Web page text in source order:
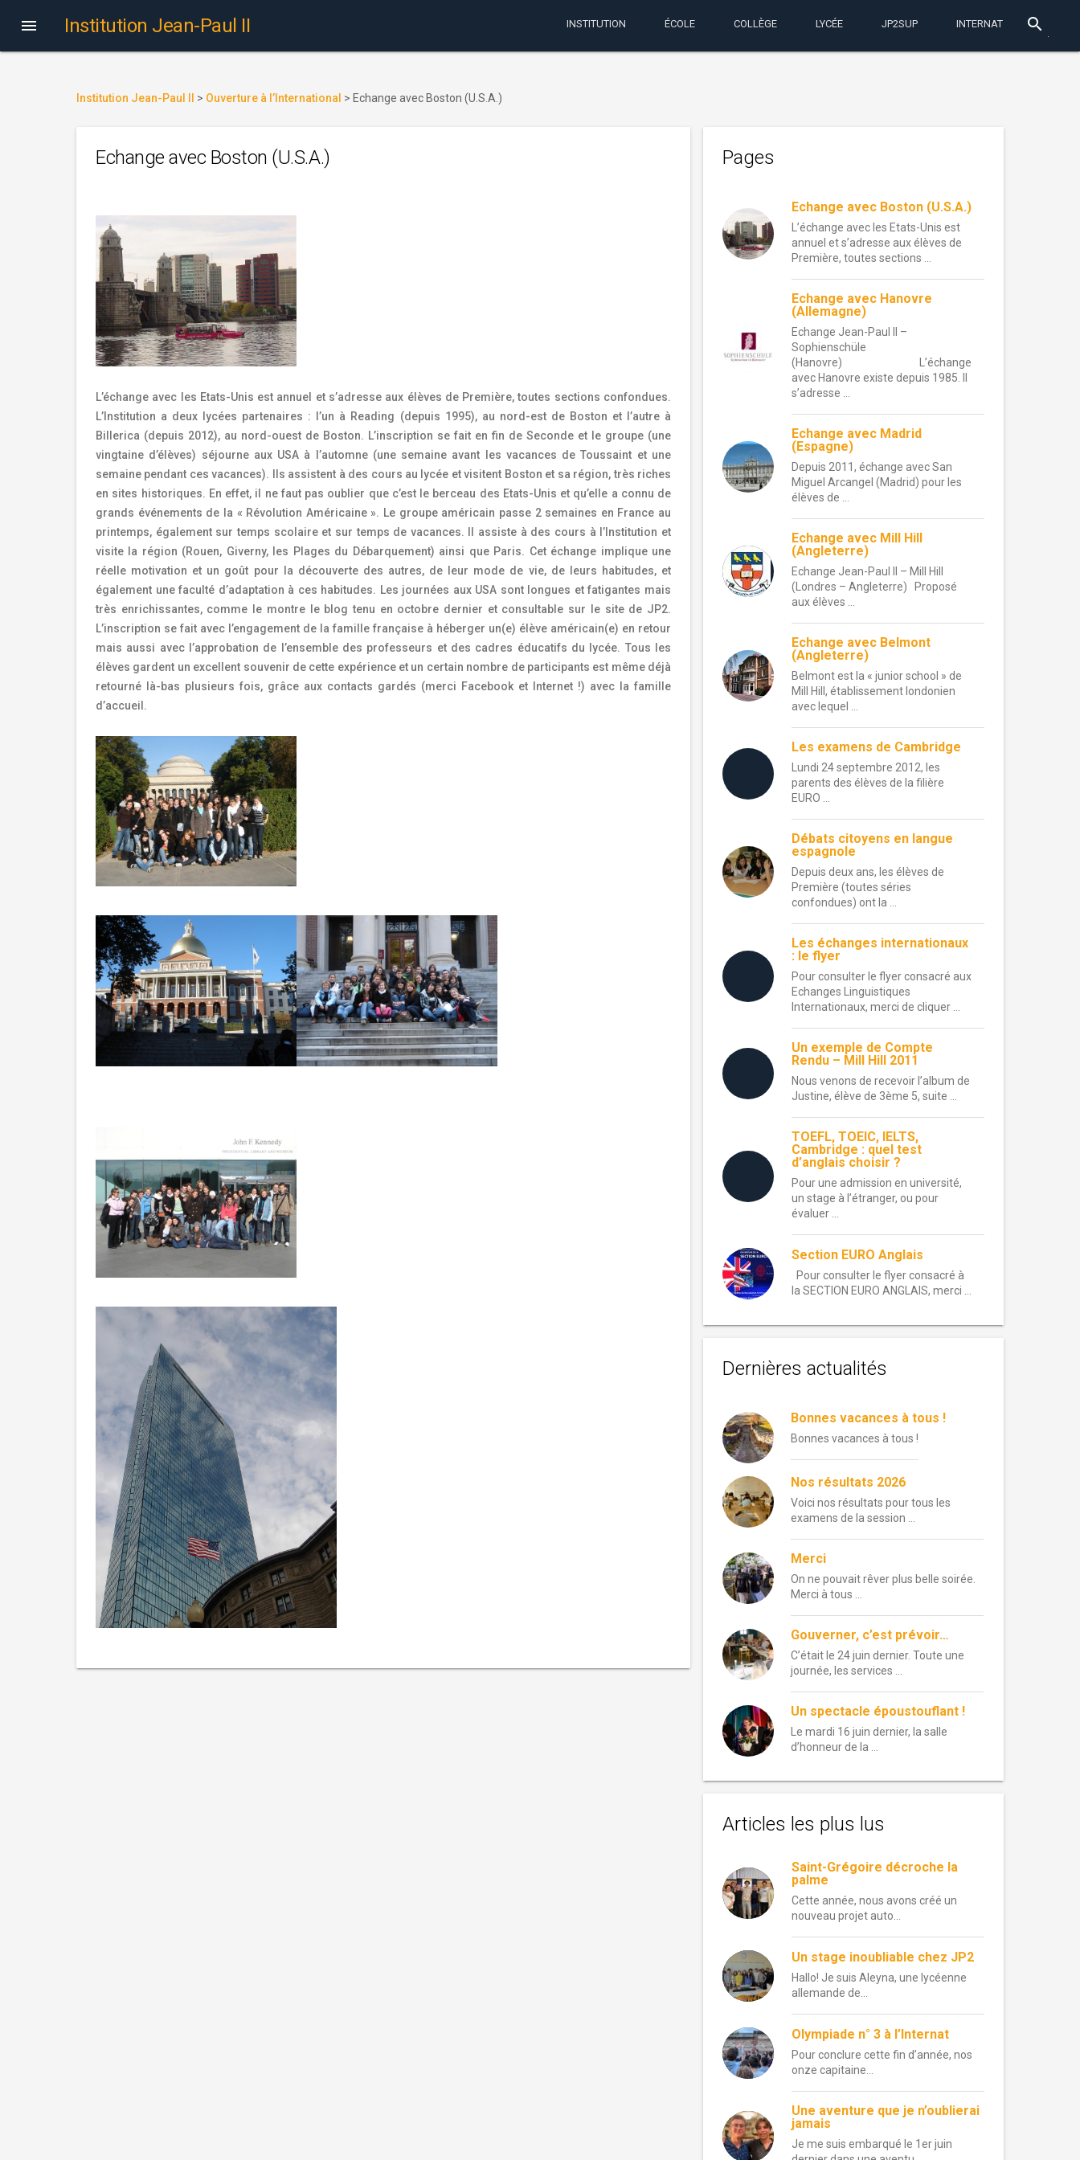
 Institution Jean-Paul II INSTITUTION ÉCOLE COLLÈGE LYCÉE JP2SUP INTERNAT search
Institution Jean-Paul II > Ouverture à l’International > Echange avec Boston (U.S.A.)
Echange avec Boston (U.S.A.)
L’échange avec les Etats-Unis est annuel et s’adresse aux élèves de Première, toutes sections confondues.
L’Institution a deux lycées partenaires : l’un à Reading (depuis 1995), au nord-est de Boston et l’autre à
Billerica (depuis 2012), au nord-ouest de Boston. L’inscription se fait en fin de Seconde et le groupe (une
vingtaine d’élèves) séjourne aux USA à l’automne (une semaine avant les vacances de Toussaint et une
semaine pendant ces vacances). Ils assistent à des cours au lycée et visitent Boston et sa région, très riches
en sites historiques. En effet, il ne faut pas oublier que c’est le berceau des Etats-Unis et qu’elle a connu de
grands événements de la « Révolution Américaine ». Le groupe américain passe 2 semaines en France au
printemps, également sur temps scolaire et sur temps de vacances. Il assiste à des cours à l’Institution et
visite la région (Rouen, Giverny, les Plages du Débarquement) ainsi que Paris. Cet échange implique une
réelle motivation et un goût pour la découverte des autres, de leur mode de vie, de leurs habitudes, et
également une faculté d’adaptation à ces habitudes. Les journées aux USA sont longues et fatigantes mais
très enrichissantes, comme le montre le blog tenu en octobre dernier et consultable sur le site de JP2.
L’inscription se fait avec l’engagement de la famille française à héberger un(e) élève américain(e) en retour
mais aussi avec l’approbation de l’ensemble des professeurs et des cadres éducatifs du lycée. Tous les
élèves gardent un excellent souvenir de cette expérience et un certain nombre de participants est même déjà
retourné là-bas plusieurs fois, grâce aux contacts gardés (merci Facebook et Internet !) avec la famille
d’accueil.
Pages
Echange avec Boston (U.S.A.)
L’échange avec les Etats-Unis est
annuel et s’adresse aux élèves de
Première, toutes sections ...
Echange avec Hanovre
(Allemagne)
Echange Jean-Paul II –
Sophienschüle
(Hanovre) L’échange
avec Hanovre existe depuis 1985. Il
s’adresse ...
Echange avec Madrid
(Espagne)
Depuis 2011, échange avec San
Miguel Arcangel (Madrid) pour les
élèves de ...
Echange avec Mill Hill
(Angleterre)
Echange Jean-Paul II – Mill Hill
(Londres – Angleterre) Proposé
aux élèves ...
Echange avec Belmont
(Angleterre)
Belmont est la « junior school » de
Mill Hill, établissement londonien
avec lequel ...
Les examens de Cambridge
Lundi 24 septembre 2012, les
parents des élèves de la filière
EURO ...
Débats citoyens en langue
espagnole
Depuis deux ans, les élèves de
Première (toutes séries
confondues) ont la ...
Les échanges internationaux
: le flyer
Pour consulter le flyer consacré aux
Echanges Linguistiques
Internationaux, merci de cliquer ...
Un exemple de Compte
Rendu – Mill Hill 2011
Nous venons de recevoir l’album de
Justine, élève de 3ème 5, suite ...
TOEFL, TOEIC, IELTS,
Cambridge : quel test
d’anglais choisir ?
Pour une admission en université,
un stage à l’étranger, ou pour
évaluer ...
Section EURO Anglais
Pour consulter le flyer consacré à
la SECTION EURO ANGLAIS, merci ...
Dernières actualités
Bonnes vacances à tous !
Bonnes vacances à tous !
Nos résultats 2026
Voici nos résultats pour tous les
examens de la session …
Merci
On ne pouvait rêver plus belle soirée.
Merci à tous …
Gouverner, c’est prévoir…
C’était le 24 juin dernier. Toute une
journée, les services …
Un spectacle époustouflant !
Le mardi 16 juin dernier, la salle
d’honneur de la …
Articles les plus lus
Saint-Grégoire décroche la
palme
Cette année, nous avons créé un
nouveau projet auto...
Un stage inoubliable chez JP2
Hallo! Je suis Aleyna, une lycéenne
allemande de...
Olympiade n° 3 à l’Internat
Pour conclure cette fin d’année, nos
onze capitaine...
Une aventure que je n’oublierai
jamais
Je me suis embarqué le 1er juin